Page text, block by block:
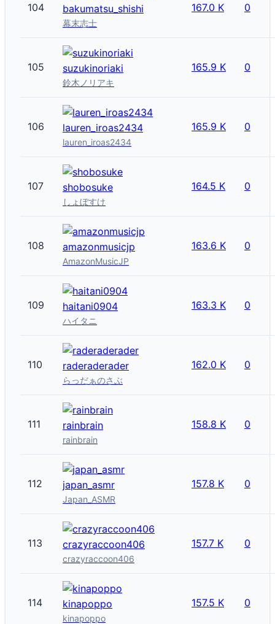
104 bakumatsu_shishi
幕末志士
167.0 K 0
105 suzukinoriaki
鈴木ノリアキ
165.9 K 0
106 lauren_iroas2434
lauren_iroas2434
165.9 K 0
107 shobosuke
しょぼすけ
164.5 K 0
108 amazonmusicjp
AmazonMusicJP
163.6 K 0
109 haitani0904
ハイタニ
163.3 K 0
110 raderaderader
らっだぁのさぶ
162.0 K 0
111 rainbrain
rainbrain
158.8 K 0
112 japan_asmr
Japan_ASMR
157.8 K 0
113 crazyraccoon406
crazyraccoon406
157.7 K 0
114 kinapoppo
kinapoppo
157.5 K 0